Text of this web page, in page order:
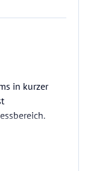
Bitte
in kurzer